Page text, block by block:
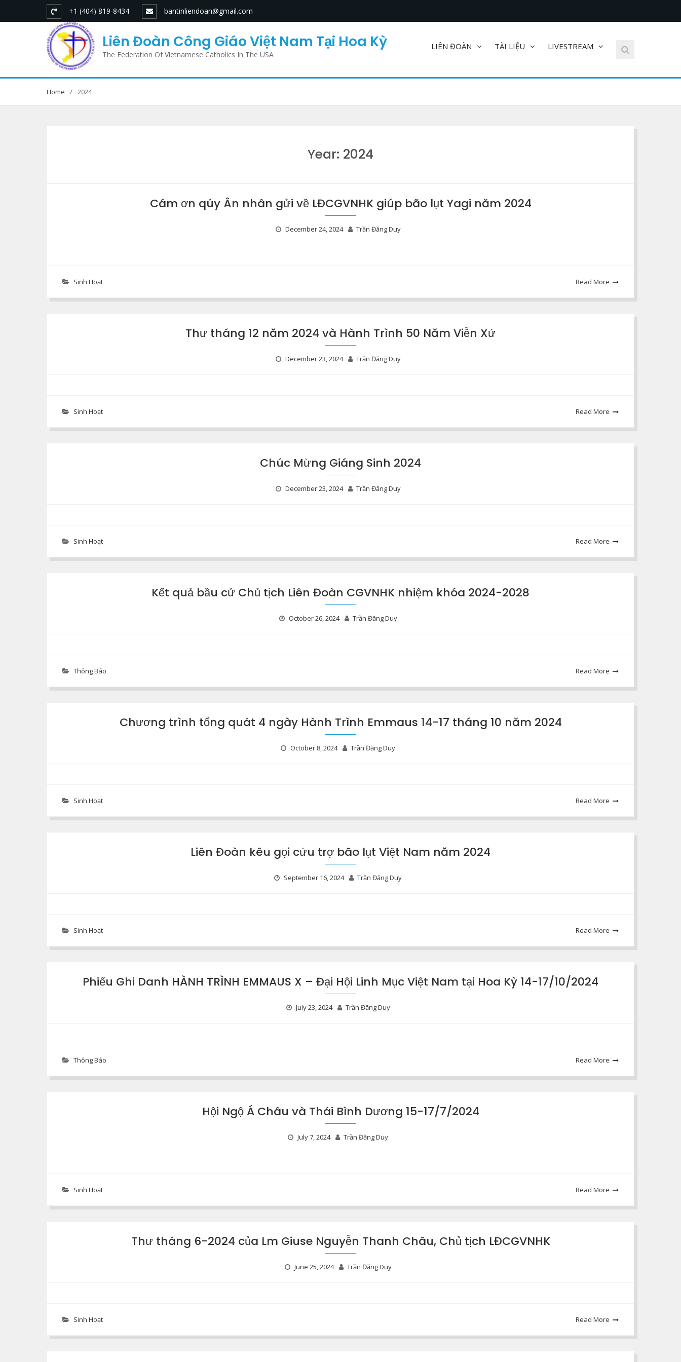
+1 (404) 819-8434 bantinliendoan@gmail.com
Liên Đoàn Công Giáo Việt Nam Tại Hoa Kỳ
The Federation Of Vietnamese Catholics In The USA
LIÊN ĐOÀN TÀI LIỆU LIVESTREAM
Home 2024
Year: 2024
Cám ơn qúy Ân nhân gửi về LĐCGVNHK giúp bão lụt Yagi năm 2024
December 24, 2024 Trần Đăng Duy
Sinh Hoạt Read More
Thư tháng 12 năm 2024 và Hành Trình 50 Năm Viễn Xứ
December 23, 2024 Trần Đăng Duy
Sinh Hoạt Read More
Chúc Mừng Giáng Sinh 2024
December 23, 2024 Trần Đăng Duy
Sinh Hoạt Read More
Kết quả bầu cử Chủ tịch Liên Đoàn CGVNHK nhiệm khóa 2024-2028
October 26, 2024 Trần Đăng Duy
Thông Báo Read More
Chương trình tổng quát 4 ngày Hành Trình Emmaus 14-17 tháng 10 năm 2024
October 8, 2024 Trần Đăng Duy
Sinh Hoạt Read More
Liên Đoàn kêu gọi cứu trợ bão lụt Việt Nam năm 2024
September 16, 2024 Trần Đăng Duy
Sinh Hoạt Read More
Phiếu Ghi Danh HÀNH TRÌNH EMMAUS X – Đại Hội Linh Mục Việt Nam tại Hoa Kỳ 14-17/10/2024
July 23, 2024 Trần Đăng Duy
Thông Báo Read More
Hội Ngộ Á Châu và Thái Bình Dương 15-17/7/2024
July 7, 2024 Trần Đăng Duy
Sinh Hoạt Read More
Thư tháng 6-2024 của Lm Giuse Nguyễn Thanh Châu, Chủ tịch LĐCGVNHK
June 25, 2024 Trần Đăng Duy
Sinh Hoạt Read More